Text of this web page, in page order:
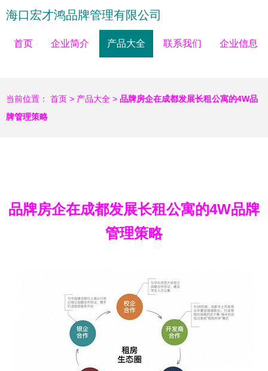
海口宏才鸿品牌管理有限公司
首页 企业简介 产品大全 联系我们 企业信息
当前位置： 首页 > 产品大全 > 品牌房企在成都发展长租公寓的4W品
牌管理策略
品牌房企在成都发展长租公寓的4W品牌
管理策略